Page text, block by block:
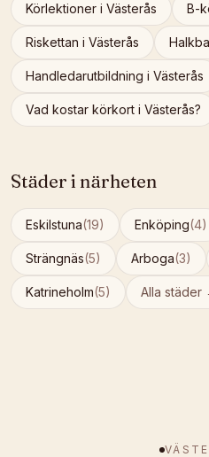
Körlektioner i Västerås B-
Riskettan i Västerås
Handledarutbildning i Västerås
Vad kostar körkort i Västerås?
Städer i närheten
Eskilstuna(19) Enköping(4)
Strängnäs(5) Arboga(3)
Katrineholm(5) Alla städer